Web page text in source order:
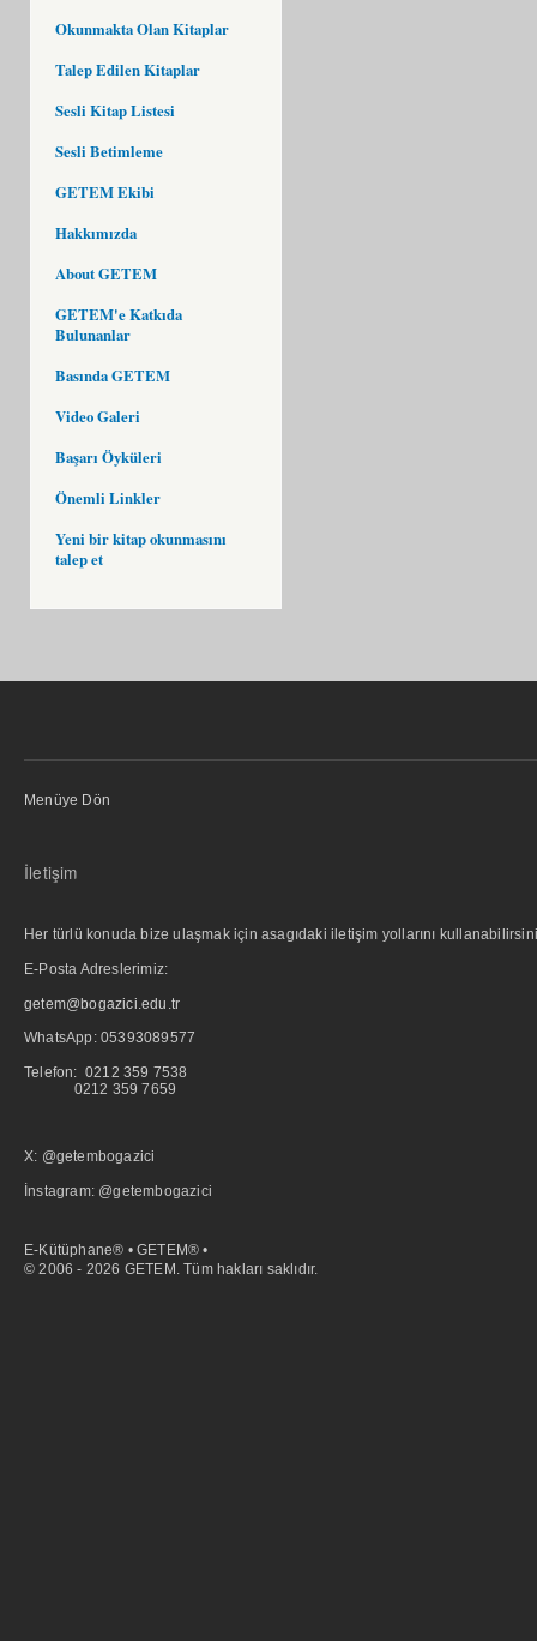
Okunmakta Olan Kitaplar
Talep Edilen Kitaplar
Sesli Kitap Listesi
Sesli Betimleme
GETEM Ekibi
Hakkımızda
About GETEM
GETEM'e Katkıda
Bulunanlar
Basında GETEM
Video Galeri
Başarı Öyküleri
Önemli Linkler
Yeni bir kitap okunmasını
talep et
Menüye Dön
İletişim
Her türlü konuda bize ulaşmak için asagıdaki iletişim yollarını
E-Posta Adreslerimiz:
getem@bogazici.edu.tr
WhatsApp: 05393089577
Telefon: 0212 359 7538
0212 359 7659
X: @getembogazici
İnstagram: @getembogazici
E-Kütüphane® • GETEM® •
© 2006 - 2026 GETEM. Tüm hakları saklıdır.